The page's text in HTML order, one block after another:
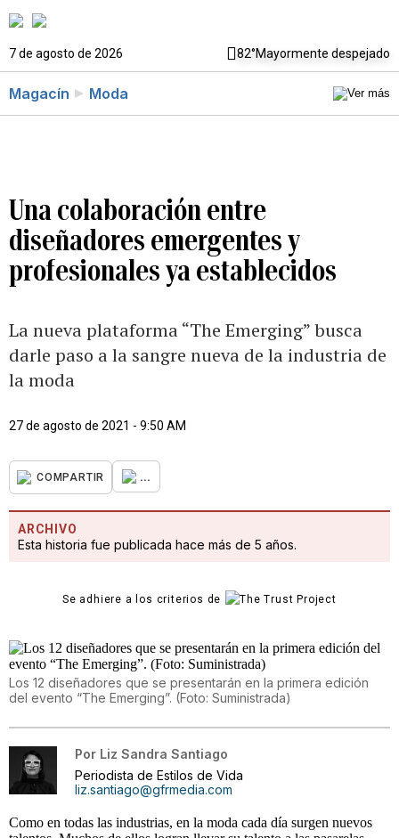
7 de agosto de 2026 82°Mayormente despejado
Magacín Moda
Una colaboración entre
diseñadores emergentes y
profesionales ya establecidos
La nueva plataforma “The Emerging” busca
darle paso a la sangre nueva de la industria de
la moda
27 de agosto de 2021 - 9:50 AM
COMPARTIR ...
ARCHIVO
Esta historia fue publicada hace más de 5 años.
Se adhiere a los criterios de
Los 12 diseñadores que se presentarán en la primera edición
del evento “The Emerging”. (Foto: Suministrada)
Por Liz Sandra Santiago
Periodista de Estilos de Vida
liz.santiago@gfrmedia.com
Como en todas las industrias, en la moda cada día surgen nuevos